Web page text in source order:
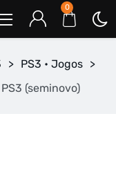
0
> PS3 • Jogos >
PS3 (seminovo)